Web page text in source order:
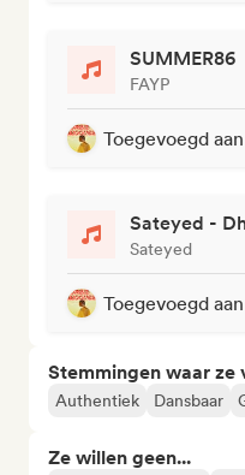
SUMMER86
FAYP
Toegevoegd
Sateyed -
Sateyed
Toegevoegd
Stemmingen waar ze
Authentiek Dansbaar
Ze willen geen...